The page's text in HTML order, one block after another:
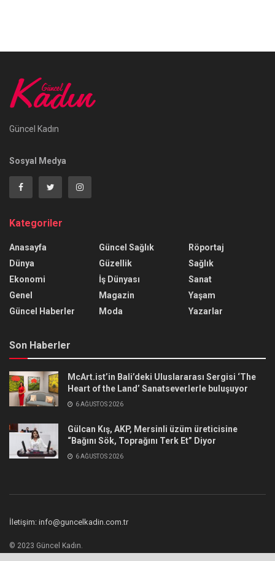
Güncel Kadın
Sosyal Medya
Kategoriler
Anasayfa
Dünya
Ekonomi
Genel
Güncel Haberler
Güncel Sağlık
Güzellik
İş Dünyası
Magazin
Moda
Röportaj
Sağlık
Sanat
Yaşam
Yazarlar
Son Haberler
McArt.ist’in Bali’deki Uluslararası Sergisi ‘The
Heart of the Land’ Sanatseverlerle buluşuyor
6 AĞUSTOS 2026
Gülcan Kış, AKP, Mersinli üzüm üreticisine
“Bağını Sök, Toprağını Terk Et” Diyor
6 AĞUSTOS 2026
İletişim: info@guncelkadin.com.tr
© 2023 Güncel Kadın.